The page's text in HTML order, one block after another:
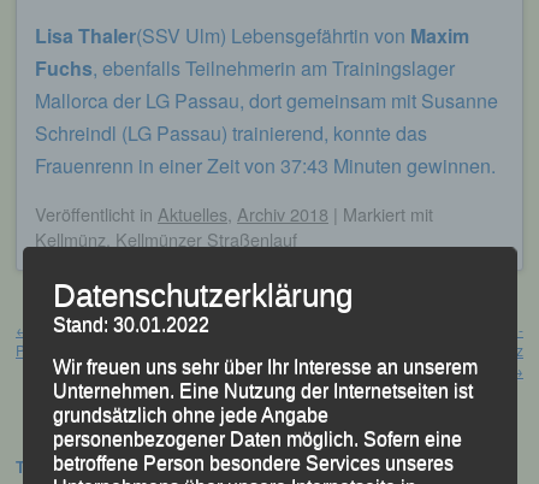
Lisa Thaler(SSV Ulm) Lebensgefährtin von Maxim
Fuchs, ebenfalls Teilnehmerin am Trainingslager
Mallorca der LG Passau, dort gemeinsam mit Susanne
Schreindl (LG Passau) trainierend, konnte das
Frauenrenn in einer Zeit von 37:43 Minuten gewinnen.
Veröffentlicht in Aktuelles Archiv 2018 | Markiert mit
Kellmünz Kellmünzer Straßenlauf
Beitragsnavigation
←
Stadt Passau / Sportlerehrung
Passau, 23. März 2018
Niederbayerische Halbmarathon-
Meisterschaft Deggendorf, 25. März
2018
→
Termine:
Datenschutzerklärung
Stand: 30.01.2022
Wir freuen uns sehr über Ihr Interesse an unserem
Unternehmen. Eine Nutzung der Internetseiten ist
grundsätzlich ohne jede Angabe
personenbezogener Daten möglich. Sofern eine
betroffene Person besondere Services unseres